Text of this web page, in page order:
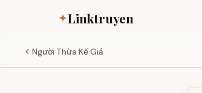
✦Linktruyen
Người Thừa Kế Giả